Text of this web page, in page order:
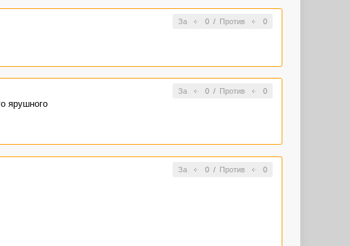
За 0/ Против 0
За 0/ Против 0
ярушного
За 0/ Против 0